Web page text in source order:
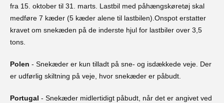
fra 15. oktober til 31. marts. Lastbil med påhængskøretøj skal
medføre 7 kæder (5 kæder alene til lastbilen).Onspot erstatter
kravet om snekæden på de inderste hjul for lastbiler over 3,5
tons.
Polen - Snekæder er kun tilladt på sne- og isdækkede veje. Der
er udførlig skiltning på veje, hvor snekæder er påbudt.
Portugal - Snekæder midlertidigt påbudt, når det er angivet ved